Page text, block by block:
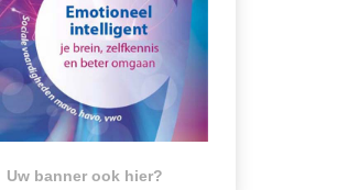
Uw banner ook hier?